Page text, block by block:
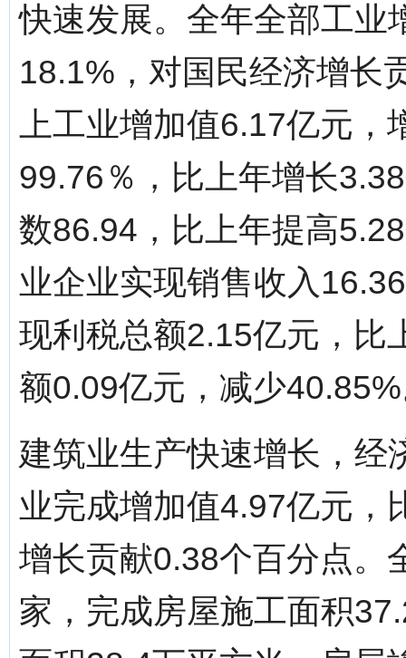
快速发展。全年全部工业
18.1%，对国民经济增长
上工业增加值6.17亿元
99.76％，比上年增长
数86.94，比上年提高
业企业实现销售收入
现利税总额2.15亿元，比
额0.09亿元，减少
建筑业生产快速增长，经
业完成增加值4.97亿元，
增长贡献0.38个百分点。
家，完成房屋施工面积